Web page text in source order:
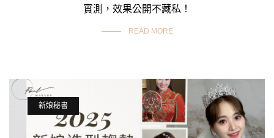
實測，效果公開不藏私！
READ MORE
新娘秘書